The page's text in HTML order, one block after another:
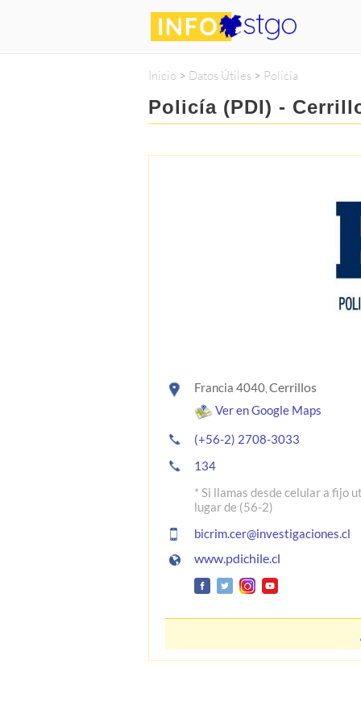
Inicio > Datos Útiles > Policía
Policía (PDI) -
Francia 4040,Cerrillos
Ver en Google Maps
(+56-2) 2708-3033
134
* Si llamas desde celular a fijo
lugar de (56-2)
bicrim.cer@investigaciones.cl
www.pdichile.cl